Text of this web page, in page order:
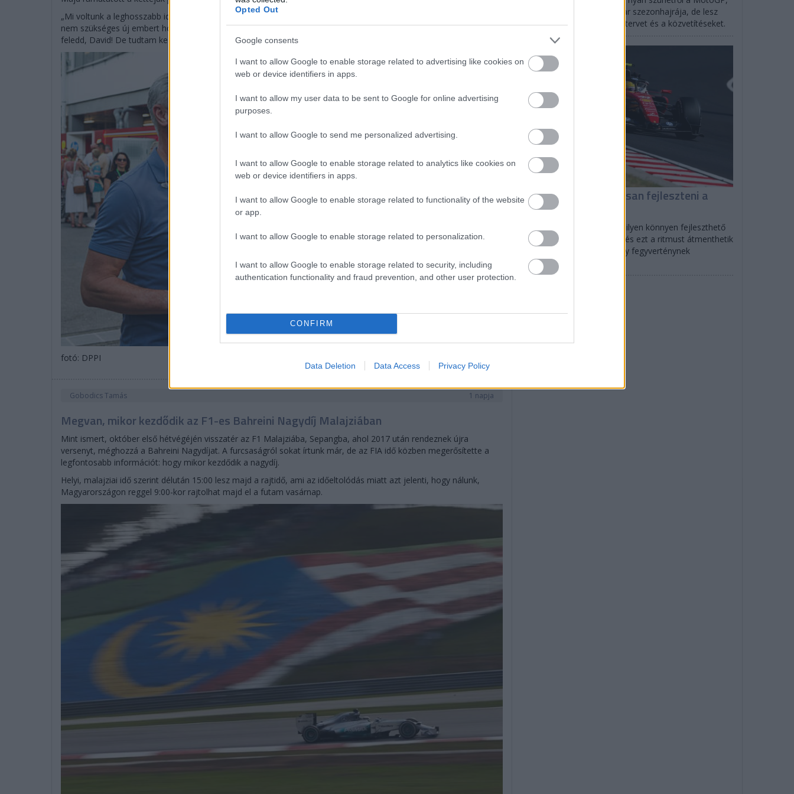
Opted Out
Google consents
I want to allow Google to enable storage related to advertising like cookies on
web or device identifiers in apps.
I want to allow my user data to be sent to Google for online advertising
purposes.
I want to allow Google to send me personalized advertising.
I want to allow Google to enable storage related to analytics like cookies on
web or device identifiers in apps.
I want to allow Google to enable storage related to functionality of the website
or app.
I want to allow Google to enable storage related to personalization.
I want to allow Google to enable storage related to security, including
authentication functionality and fraud prevention, and other user protection.
CONFIRM
Data Deletion Data Access Privacy Policy
„Mi voltunk a leghosszabb ideig együtt versenyző pilótapáros a McLarennél! Ez csak azt bizonyítja, hogy egyáltalán
nem szükséges új embert hozni, ha a csapaton belüli harmónia egyszerűen jó. Bár néha nehéz eset voltál, ne
feledd, David! De tudtam kezelni” – nevettek jót a régi időkön.
fotó: DPPI
Gobodics Tamás 1 napja
Megvan, mikor kezdődik az F1-es Bahreini Nagydíj Malajziában
Mint ismert, október első hétvégéjén visszatér az F1 Malajziába, Sepangba, ahol 2017 után rendeznek újra
versenyt, méghozzá a Bahreini Nagydíjat. A furcsaságról sokat írtunk már, de az FIA idő közben megerősítette a
legfontosabb információt: hogy mikor kezdődik a nagydíj.
Helyi, malajziai idő szerint délután 15:00 lesz majd a rajtidő, ami az időeltolódás miatt azt jelenti, hogy nálunk,
Magyarországon reggel 9:00-kor rajtolhat majd el a futam vasárnap.
Portlandban indul az IndyCar szezonhajrája, de lesz
NASCAR is: mutatjuk az időtervet és a közvetítéseket.
Miért tud folyamatosan fejleszteni a
Ferrari?
Paolo Filisetti szerint direkt ilyen könnyen fejleszthető
autót tervezett a Scuderia, és ezt a ritmust átmenthetik
2027-re is, ami nagyon nagy fegyverténynek
bizonyulhat.
F1